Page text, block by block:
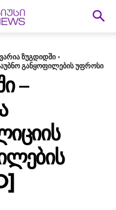
ზუგდიდში -
განყოფილების უფროსი
–